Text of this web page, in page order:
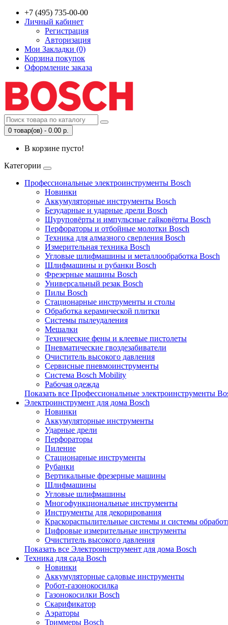
+7 (495) 735-00-00
Личный кабинет
Регистрация
Авторизация
Мои Закладки (0)
Корзина покупок
Оформление заказа
0 товар(ов) - 0.00 р.
В корзине пусто!
Категории
Профессиональные электроинструменты Bosch
Новинки
Аккумуляторные инструменты Bosch
Безударные и ударные дрели Bosch
Шуруповёрты и импульсные гайковёрты Bosch
Перфораторы и отбойные молотки Bosch
Техника для алмазного сверления Bosch
Измерительная техника Bosch
Угловые шлифмашины и металлообработка Bosch
Шлифмашины и рубанки Bosch
Фрезерные машины Bosch
Универсальный резак Bosch
Пилы Bosch
Стационарные инструменты и столы
Обработка керамической плитки
Системы пылеудаления
Мешалки
Технические фены и клеевые пистолеты
Пневматические гвоздезабиватели
Очиститель высокого давления
Сервисные пневмоинструменты
Система Bosch Mobility
Рабочая одежда
Показать все Профессиональные электроинструменты
Электроинструмент для дома Bosch
Новинки
Аккумуляторные инструменты
Ударные дрели
Перфораторы
Пиление
Стационарные инструменты
Рубанки
Вертикальные фрезерные машины
Шлифмашины
Угловые шлифмашины
Многофункциональные инструменты
Инструменты для декорирования
Краскораспылительные системы и системы
Цифровые измерительные инструменты
Очиститель высокого давления
Показать все Электроинструмент для дома Bosch
Техника для сада Bosch
Новинки
Аккумуляторные садовые инструменты
Робот-газонокосилка
Газонокосилки Bosch
Скарификатор
Аэраторы
Триммеры Bosch